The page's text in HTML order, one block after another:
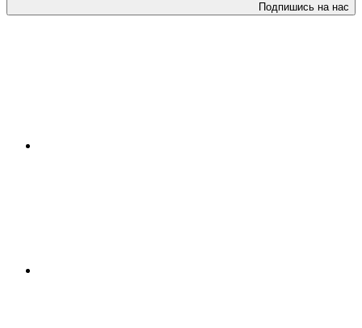
Подпишись на нас